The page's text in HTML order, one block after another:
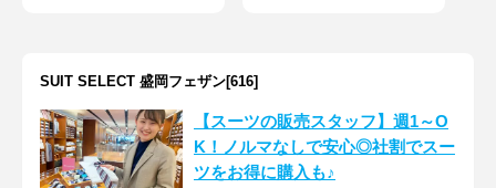
SUIT SELECT 盛岡フェザン[616]
【スーツの販売スタッフ】週1～O
K！ノルマなしで安心◎社割でスー
ツをお得に購入も♪